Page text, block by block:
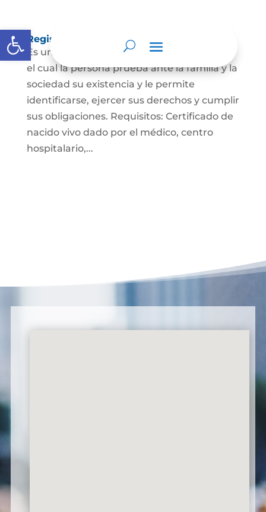
Abrir barra de herramientas
Registro Civil de Nacimiento
Es un documento indispensable mediante
el cual la persona prueba ante la familia y la
sociedad su existencia y le permite
identificarse, ejercer sus derechos y cumplir
sus obligaciones. Requisitos: Certificado de
nacido vivo dado por el médico, centro
hospitalario,...